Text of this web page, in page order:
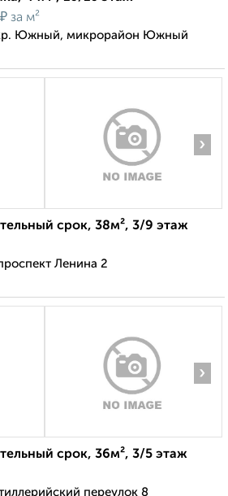
₽ за м²
Южный, микрорайон Южный
›
срок, 38м², 3/9 этаж
Ленина 2
›
срок, 36м², 3/5 этаж
переулок 8